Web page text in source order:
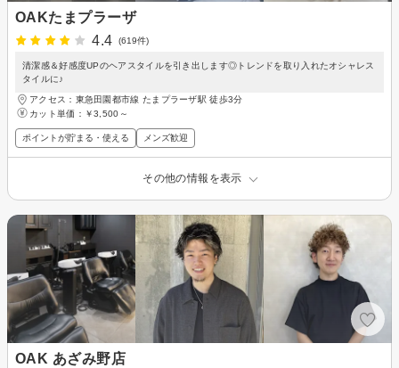
OAKたまプラーザ
4.4
(619件)
清潔感＆好感度UPのヘアスタイルを引き出します◎トレンドを取り入れたオシャレス
タイルに♪
アクセス：東急田園都市線 たまプラーザ駅 徒歩3分
カット単価： ￥3,500～
ポイントが貯まる・使える メンズ歓迎
その他の情報を表示
OAK あざみ野店